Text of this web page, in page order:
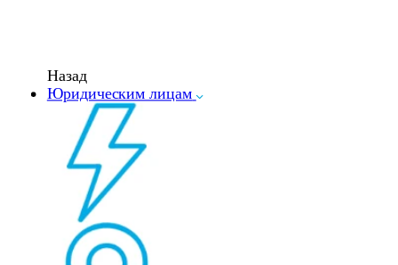
Назад
Юридическим лицам